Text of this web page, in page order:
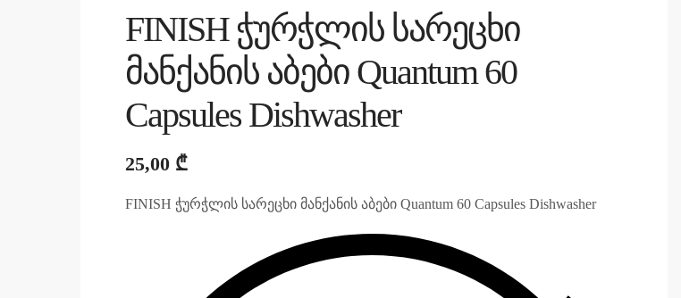
FINISH ჭურჭლის სარეცხი
მანქანის აბები Quantum 60
Capsules Dishwasher
25,00 ₾
FINISH ჭურჭლის სარეცხი მანქანის აბები Quantum 60 Capsules Dishwasher